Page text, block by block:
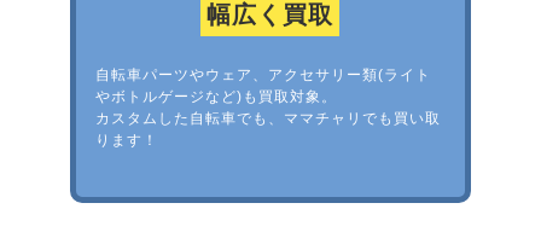
幅広く買取
自転車パーツやウェア、アクセサリー類(ライト
やボトルゲージなど)も買取対象。
カスタムした自転車でも、ママチャリでも買い取
ります！